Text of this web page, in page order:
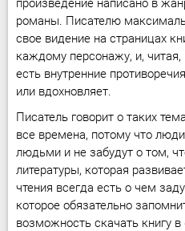
произведение написано в
романы. Писателю
свое видение на страницах
каждому персонажу, и,
есть внутренние
или вдохновляет.
Писатель говорит о таких
все времена, потому что
людьми и не забудут о том,
литературы, которая
чтения всегда есть о чем
которое обязательно
возможность скачать книгу